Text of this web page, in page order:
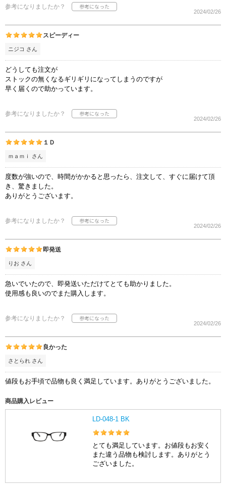
参考になりましたか？
2024/02/26
スピーディー
ニジコ さん
どうしても注文が
ストックの無くなるギリギリになってしまうのですが
早く届くので助かっています。
参考になりましたか？
2024/02/26
１Ｄ
ｍａｍｉ さん
度数が強いので、時間がかかると思ったら、注文して、すぐに届けて頂
き、驚きました。
ありがとうございます。
参考になりましたか？
2024/02/26
即発送
りお さん
急いでいたので、即発送いただけてとても助かりました。
使用感も良いのでまた購入します。
参考になりましたか？
2024/02/26
良かった
さとられ さん
値段もお手頃で品物も良く満足しています。ありがとうございました。
商品購入レビュー
LD-048-1 BK
とても満足しています。お値段もお安く
また違う品物も検討します。ありがとう
ございました。